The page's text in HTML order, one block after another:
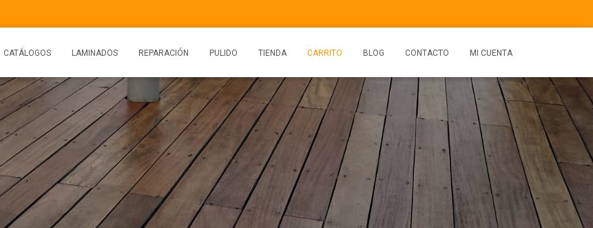
CATÁLOGOS LAMINADOS REPARACIÓN PULIDO TIENDA CARRITO BLOG CONTACTO MI CUENTA